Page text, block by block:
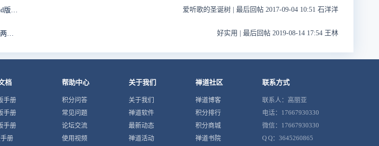
爱听歌的圣诞树 | 最后回帖 2017-09-04 10:51 石洋洋
好实用 | 最后回帖 2019-08-14 17:54 王林
档
手册
手册
手册
册
帮助中心
积分问答
常见问题
论坛交流
使用视频
关于我们
关于我们
禅道软件
最新动态
禅道活动
禅道社区
禅道博客
积分排行
积分商城
禅道书院
联系方式
联系人：高丽亚
电话：17667930330
微信：17667930330
Q Q：3645260865